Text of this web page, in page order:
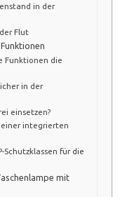
in der
Flut
Funktionen die
in der
einsetzen?
einer integrierten
für die
mit